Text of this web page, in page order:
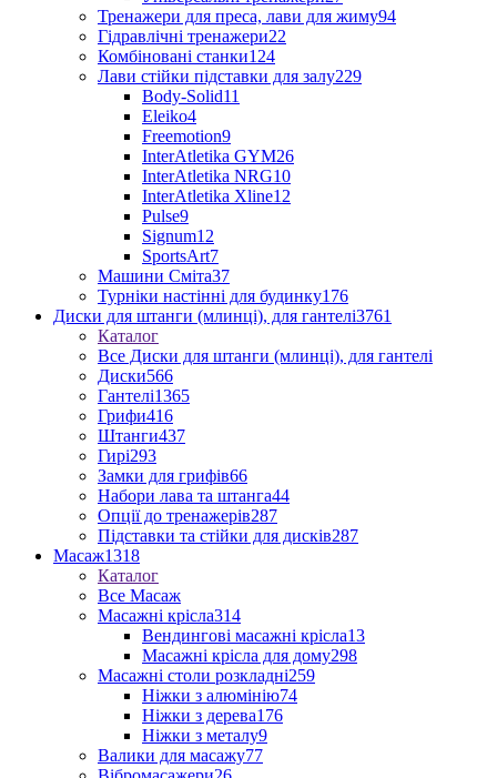
Тренажери для преса, лави для жиму94
Гідравлічні тренажери22
Комбіновані станки124
Лави стійки підставки для залу229
Body-Solid11
Eleiko4
Freemotion9
InterAtletika GYM26
InterAtletika NRG10
InterAtletika Xline12
Pulse9
Signum12
SportsArt7
Машини Сміта37
Турніки настінні для будинку176
Диски для штанги (млинці), для гантелі3761
Каталог
Все Диски для штанги (млинці), для гантелі
Диски566
Гантелі1365
Грифи416
Штанги437
Гирі293
Замки для грифів66
Набори лава та штанга44
Опції до тренажерів287
Підставки та стійки для дисків287
Масаж1318
Каталог
Все Масаж
Масажні крісла314
Вендингові масажні крісла13
Масажні крісла для дому298
Масажні столи розкладні259
Ніжки з алюмінію74
Ніжки з дерева176
Ніжки з металу9
Валики для масажу77